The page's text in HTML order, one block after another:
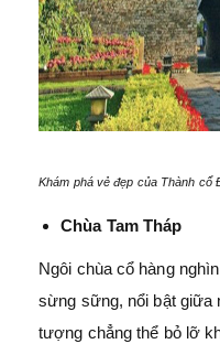
Khám phá vẻ đẹp của Thành cổ
Chùa Tam Tháp
Ngôi chùa cổ hàng
sừng sững, nổi bật giữa
tượng chẳng thể bỏ lỡ